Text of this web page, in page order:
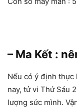
– Ma Kết :
Nếu có ý định
nay, tử vi Thứ Sáu
lượng sức mình.